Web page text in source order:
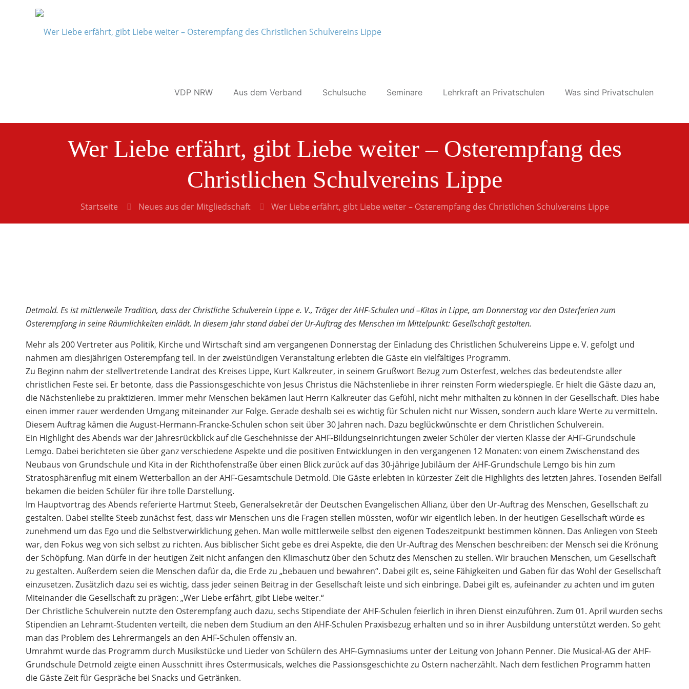
VDP NRW Aus dem Verband Schulsuche Seminare Lehrkraft an Privatschulen Was sind Privatschulen
Wer Liebe erfährt, gibt Liebe weiter – Osterempfang des
Christlichen Schulvereins Lippe
Startseite Neues aus der Mitgliedschaft Wer Liebe erfährt, gibt Liebe weiter – Osterempfang des Christlichen Schulvereins Lippe
Detmold. Es ist mittlerweile Tradition, dass der Christliche Schulverein Lippe e. V., Träger der AHF-Schulen und –Kitas in Lippe, am Donnerstag vor den Osterferien zum
Osterempfang in seine Räumlichkeiten einlädt. In diesem Jahr stand dabei der Ur-Auftrag des Menschen im Mittelpunkt: Gesellschaft gestalten.
Mehr als 200 Vertreter aus Politik, Kirche und Wirtschaft sind am vergangenen Donnerstag der Einladung des Christlichen Schulvereins Lippe e. V. gefolgt und
nahmen am diesjährigen Osterempfang teil. In der zweistündigen Veranstaltung erlebten die Gäste ein vielfältiges Programm.
Zu Beginn nahm der stellvertretende Landrat des Kreises Lippe, Kurt Kalkreuter, in seinem Grußwort Bezug zum Osterfest, welches das bedeutendste aller
christlichen Feste sei. Er betonte, dass die Passionsgeschichte von Jesus Christus die Nächstenliebe in ihrer reinsten Form wiederspiegle. Er hielt die Gäste dazu an,
die Nächstenliebe zu praktizieren. Immer mehr Menschen bekämen laut Herrn Kalkreuter das Gefühl, nicht mehr mithalten zu können in der Gesellschaft. Dies habe
einen immer rauer werdenden Umgang miteinander zur Folge. Gerade deshalb sei es wichtig für Schulen nicht nur Wissen, sondern auch klare Werte zu vermitteln.
Diesem Auftrag kämen die August-Hermann-Francke-Schulen schon seit über 30 Jahren nach. Dazu beglückwünschte er dem Christlichen Schulverein.
Ein Highlight des Abends war der Jahresrückblick auf die Geschehnisse der AHF-Bildungseinrichtungen zweier Schüler der vierten Klasse der AHF-Grundschule
Lemgo. Dabei berichteten sie über ganz verschiedene Aspekte und die positiven Entwicklungen in den vergangenen 12 Monaten: von einem Zwischenstand des
Neubaus von Grundschule und Kita in der Richthofenstraße über einen Blick zurück auf das 30-jährige Jubiläum der AHF-Grundschule Lemgo bis hin zum
Stratosphärenflug mit einem Wetterballon an der AHF-Gesamtschule Detmold. Die Gäste erlebten in kürzester Zeit die Highlights des letzten Jahres. Tosenden Beifall
bekamen die beiden Schüler für ihre tolle Darstellung.
Im Hauptvortrag des Abends referierte Hartmut Steeb, Generalsekretär der Deutschen Evangelischen Allianz, über den Ur-Auftrag des Menschen, Gesellschaft zu
gestalten. Dabei stellte Steeb zunächst fest, dass wir Menschen uns die Fragen stellen müssten, wofür wir eigentlich leben. In der heutigen Gesellschaft würde es
zunehmend um das Ego und die Selbstverwirklichung gehen. Man wolle mittlerweile selbst den eigenen Todeszeitpunkt bestimmen können. Das Anliegen von Steeb
war, den Fokus weg von sich selbst zu richten. Aus biblischer Sicht gebe es drei Aspekte, die den Ur-Auftrag des Menschen beschreiben: der Mensch sei die Krönung
der Schöpfung. Man dürfe in der heutigen Zeit nicht anfangen den Klimaschutz über den Schutz des Menschen zu stellen. Wir brauchen Menschen, um Gesellschaft
zu gestalten. Außerdem seien die Menschen dafür da, die Erde zu „bebauen und bewahren“. Dabei gilt es, seine Fähigkeiten und Gaben für das Wohl der Gesellschaft
einzusetzen. Zusätzlich dazu sei es wichtig, dass jeder seinen Beitrag in der Gesellschaft leiste und sich einbringe. Dabei gilt es, aufeinander zu achten und im guten
Miteinander die Gesellschaft zu prägen: „Wer Liebe erfährt, gibt Liebe weiter.“
Der Christliche Schulverein nutzte den Osterempfang auch dazu, sechs Stipendiate der AHF-Schulen feierlich in ihren Dienst einzuführen. Zum 01. April wurden sechs
Stipendien an Lehramt-Studenten verteilt, die neben dem Studium an den AHF-Schulen Praxisbezug erhalten und so in ihrer Ausbildung unterstützt werden. So geht
man das Problem des Lehrermangels an den AHF-Schulen offensiv an.
Umrahmt wurde das Programm durch Musikstücke und Lieder von Schülern des AHF-Gymnasiums unter der Leitung von Johann Penner. Die Musical-AG der AHF-
Grundschule Detmold zeigte einen Ausschnitt ihres Ostermusicals, welches die Passionsgeschichte zu Ostern nacherzählt. Nach dem festlichen Programm hatten
die Gäste Zeit für Gespräche bei Snacks und Getränken.